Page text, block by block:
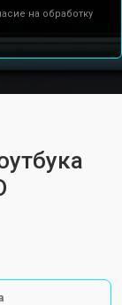
на обработку